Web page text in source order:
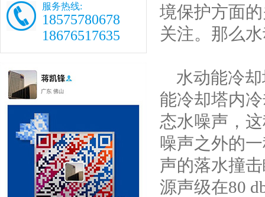
服务热线:
18575780678
18676517635
境保护方面
关注。那么
水动能冷却
能冷却塔内
态水噪声，
噪声之外的
声的落水撞
源声级在80